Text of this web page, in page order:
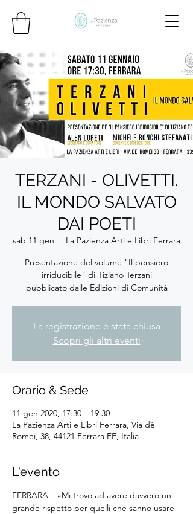
TERZANI - OLIVETTI.
IL MONDO SALVATO
DAI POETI
sab 11 gen
  |
La Pazienza Arti e Libri Ferrara
Presentazione del volume "Il pensiero
irriducibile" di Tiziano Terzani
pubblicato dalle Edizioni di Comunità
La registrazione è stata chiusa
Scopri gli altri eventi
Orario & Sede
11 gen 2020, 17:30 – 19:30
La Pazienza Arti e Libri Ferrara, Via dè
Romei, 38, 44121 Ferrara FE, Italia
L'evento
FERRARA – «Mi trovo ad avere davvero un
grande rispetto per quelli che sanno usare